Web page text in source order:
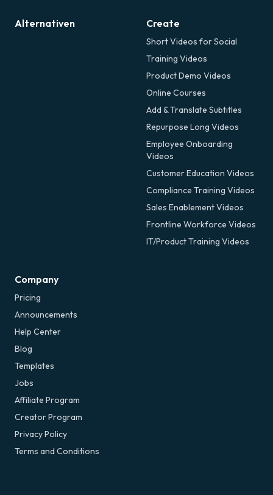
Alternativen Create
Short Videos for Social
Training Videos
Product Demo Videos
Online Courses
Add & Translate Subtitles
Repurpose Long Videos
Employee Onboarding
Videos
Customer Education Videos
Compliance Training Videos
Sales Enablement Videos
Frontline Workforce Videos
IT/Product Training Videos
Company
Pricing
Announcements
Help Center
Blog
Templates
Jobs
Affiliate Program
Creator Program
Privacy Policy
Terms and Conditions